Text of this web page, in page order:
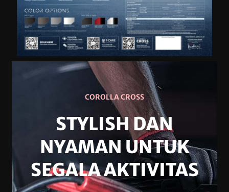
COROLLA CROSS
STYLISH DAN
NYAMAN UNTUK
SEGALA AKTIVITAS